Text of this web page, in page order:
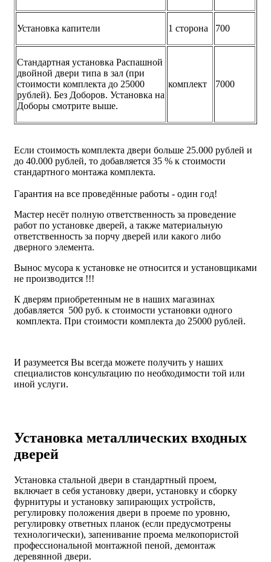
Установка капители 1 сторона 700
Стандартная установка Распашной
двойной двери типа в зал (при
стоимости комплекта до 25000
рублей). Без Доборов. Установка на
Доборы смотрите выше.
комплект 7000
Если стоимость комплекта двери больше 25.000 рублей и
до 40.000 рублей, то добавляется 35 % к стоимости
стандартного монтажа комплекта.
Гарантия на все проведённые работы - один год!
Мастер несёт полную ответственность за проведение
работ по установке дверей, а также материальную
ответственность за порчу дверей или какого либо
дверного элемента.
Вынос мусора к установке не относится и установщиками
не производится !!!
К дверям приобретенным не в наших магазинах
добавляется 500 руб. к стоимости установки одного
комплекта. При стоимости комплекта до 25000 рублей.
И разумеется Вы всегда можете получить у наших
специалистов консультацию по необходимости той или
иной услуги.
Установка металлических входных
дверей
Установка стальной двери в стандартный проем,
включает в себя установку двери, установку и сборку
фурнитуры и установку запирающих устройств,
регулировку положения двери в проеме по уровню,
регулировку ответных планок (если предусмотрены
технологически), запенивание проема мелкопористой
профессиональной монтажной пеной, демонтаж
деревянной двери.